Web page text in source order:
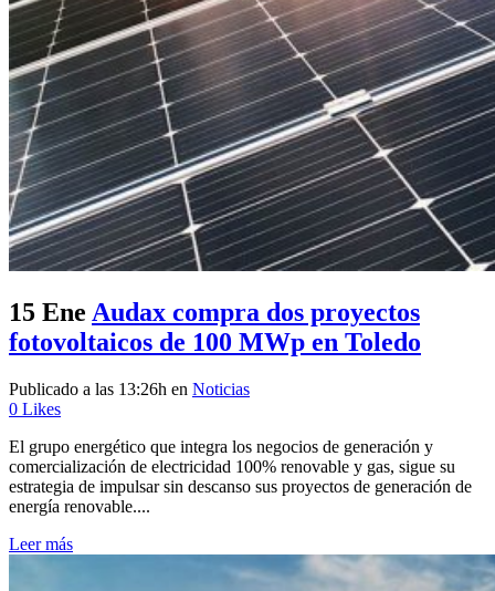
15 Ene Audax compra dos proyectos
fotovoltaicos de 100 MWp en Toledo
Publicado a las 13:26h en Noticias
0 Likes
El grupo energético que integra los negocios de generación y
comercialización de electricidad 100% renovable y gas, sigue su
estrategia de impulsar sin descanso sus proyectos de generación de
energía renovable....
Leer más